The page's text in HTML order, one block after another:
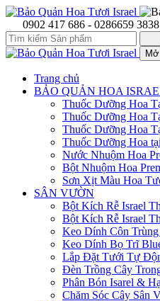
0902 417 686 - 0286659 3838
Trang chủ
BẢO QUẢN HOA
Thuốc Dưỡng Hoa
Thuốc Dưỡng Hoa
Thuốc Dưỡng Hoa
Thuốc Dưỡng Hoa
Nước Nhuộm Hoa
Bột Nhuộm Hoa
Sơn Xịt Màu Hoa
SÂN VƯỜN
Bột Kích Rễ Israel
Bột Kích Rễ Israel
Keo Dính Côn
Keo Dính Bọ Trĩ
Lắp Đặt Tưới Tự
Đèn Trồng Cây
Phân Bón Isarel &
Chăm Sóc Cây Sân